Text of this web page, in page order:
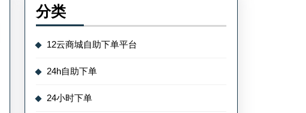
分类
12云商城自助下单平台
24h自助下单
24小时下单